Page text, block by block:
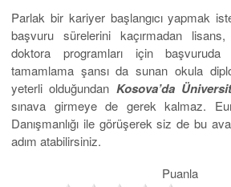
Parlak bir kariyer başlangıcı yapmak
başvuru sürelerini kaçırmadan
doktora programları için başvuruda
tamamlama şansı da sunan okula
yeterli olduğundan Kosova’da
sınava girmeye de gerek kalmaz.
Danışmanlığı ile görüşerek siz de bu
adım atabilirsiniz.
Puanla